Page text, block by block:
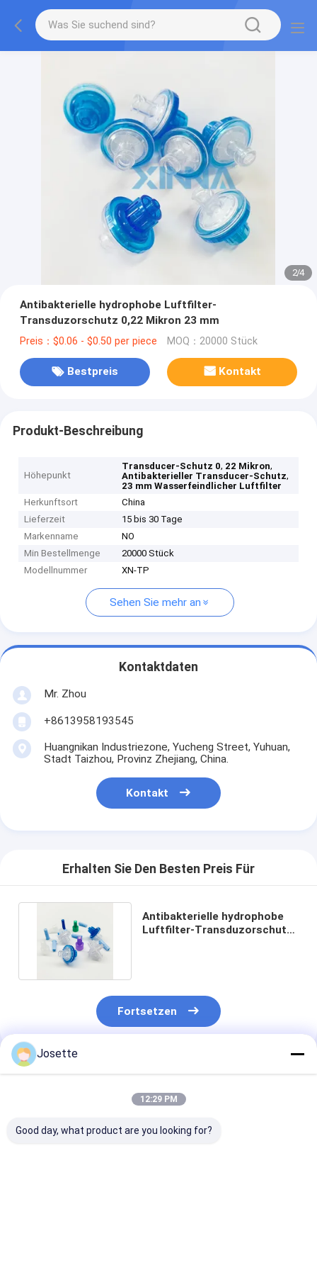
2/4
Antibakterielle hydrophobe Luftfilter-
Transduzorschutz 0,22 Mikron 23 mm
Preis：$0.06 - $0.50 per piece MOQ：20000 Stück
Bestpreis Kontakt
Produkt-Beschreibung
Höhepunkt
Transducer-Schutz 0, 22 Mikron,
Antibakterieller Transducer-Schutz,
23 mm Wasserfeindlicher Luftfilter
Herkunftsort
China
Lieferzeit
15 bis 30 Tage
Markenname
NO
Min Bestellmenge
20000 Stück
Modellnummer
XN-TP
Sehen Sie mehr an
Kontaktdaten
Mr. Zhou
+8613958193545
Huangnikan Industriezone, Yucheng Street, Yuhuan,
Stadt Taizhou, Provinz Zhejiang, China.
Kontakt
Erhalten Sie Den Besten Preis Für
Antibakterielle hydrophobe
Luftfilter-Transduzorschutz
Fortsetzen
Empfohlene Produkte
Josette
12:29 PM
Good day, what product are you looking for?